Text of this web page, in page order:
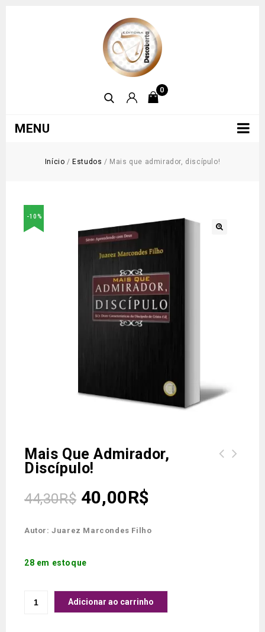
0
MENU
Início / Estudos / Mais que admirador, discípulo!
-10%
Mais Que Admirador,
Discípulo!
44,30R$ 40,00R$
Autor: Juarez Marcondes Filho
28 em estoque
Adicionar ao carrinho